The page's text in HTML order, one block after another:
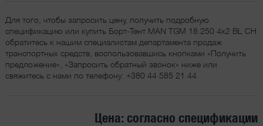
Для того, чтобы запросить цену, получить подробную
спецификацию или купить Борт-Тент MAN TGM 18.250 4x2 BL CH
обратитесь к нашим специалистам департамента продаж
транспортных средств, воспользовавшись кнопками «Получить
предложение», «Запросить обратный звонок» ниже или
свяжитесь с нами по телефону: +380 44 585 21 44
Цена: согласно спецификации